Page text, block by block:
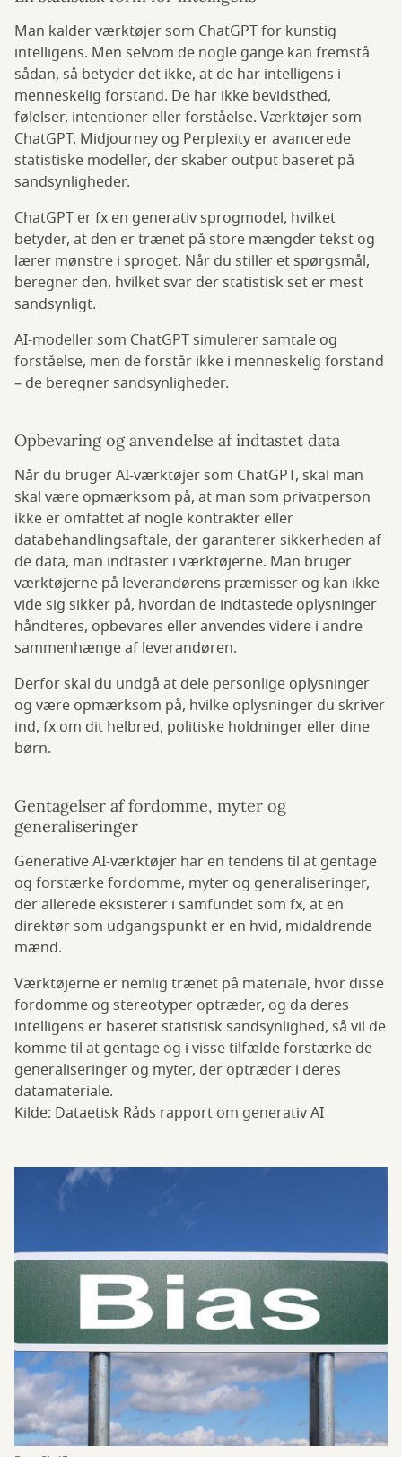
Man kalder værktøjer som ChatGPT for kunstig
intelligens. Men selvom de nogle gange kan fremstå
sådan, så betyder det ikke, at de har intelligens i
menneskelig forstand. De har ikke bevidsthed,
følelser, intentioner eller forståelse. Værktøjer som
ChatGPT, Midjourney og Perplexity er avancerede
statistiske modeller, der skaber output baseret på
sandsynligheder.
ChatGPT er fx en generativ sprogmodel, hvilket
betyder, at den er trænet på store mængder tekst og
lærer mønstre i sproget. Når du stiller et spørgsmål,
beregner den, hvilket svar der statistisk set er mest
sandsynligt.
AI-modeller som ChatGPT simulerer samtale og
forståelse, men de forstår ikke i menneskelig forstand
– de beregner sandsynligheder.
Opbevaring og anvendelse af indtastet data
Når du bruger AI-værktøjer som ChatGPT, skal man
skal være opmærksom på, at man som privatperson
ikke er omfattet af nogle kontrakter eller
databehandlingsaftale, der garanterer sikkerheden af
de data, man indtaster i værktøjerne. Man bruger
værktøjerne på leverandørens præmisser og kan ikke
vide sig sikker på, hvordan de indtastede oplysninger
håndteres, opbevares eller anvendes videre i andre
sammenhænge af leverandøren.
Derfor skal du undgå at dele personlige oplysninger
og være opmærksom på, hvilke oplysninger du skriver
ind, fx om dit helbred, politiske holdninger eller dine
børn.
Gentagelser af fordomme, myter og
generaliseringer
Generative AI-værktøjer har en tendens til at gentage
og forstærke fordomme, myter og generaliseringer,
der allerede eksisterer i samfundet som fx, at en
direktør som udgangspunkt er en hvid, midaldrende
mænd.
Værktøjerne er nemlig trænet på materiale, hvor disse
fordomme og stereotyper optræder, og da deres
intelligens er baseret statistisk sandsynlighed, så vil de
komme til at gentage og i visse tilfælde forstærke de
generaliseringer og myter, der optræder i deres
datamateriale.
Kilde: Dataetisk Råds rapport om generativ AI